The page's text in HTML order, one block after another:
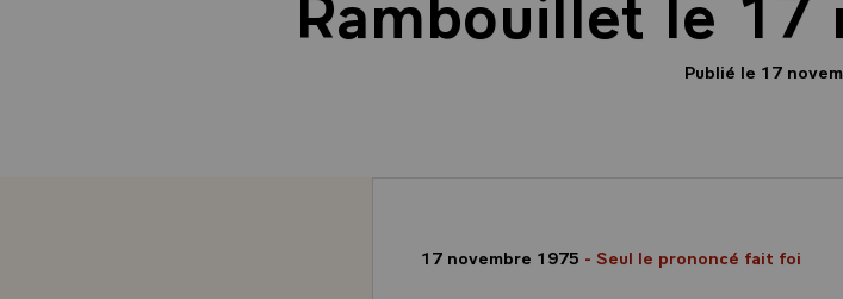
Publié le 17
17 novembre 1975 - Seul le prononcé fait foi